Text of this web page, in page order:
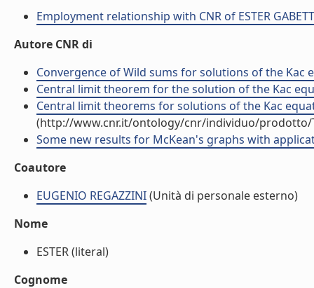
Employment relationship with CNR of ESTER
Autore CNR di
Convergence of Wild sums for solutions of the Kac
Central limit theorem for the solution of the Kac
Central limit theorems for solutions of the Kac
(http://www.cnr.it/ontology/cnr/individuo/prodotto/
Some new results for McKean's graphs with
Coautore
EUGENIO REGAZZINI(Unità di personale esterno)
Nome
ESTER (literal)
Cognome